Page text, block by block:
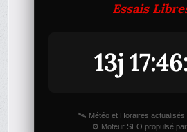
Essais
13j
🛰️ Météo et Horaires actualisés
⚙️ Moteur SEO propulsé